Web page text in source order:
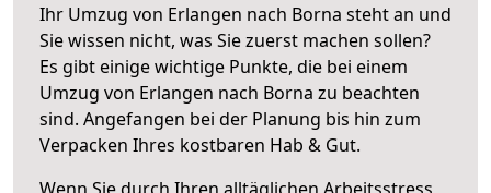
Ihr Umzug von Erlangen nach Borna steht an und
Sie wissen nicht, was Sie zuerst machen sollen?
Es gibt einige wichtige Punkte, die bei einem
Umzug von Erlangen nach Borna zu beachten
sind. Angefangen bei der Planung bis hin zum
Verpacken Ihres kostbaren Hab & Gut.